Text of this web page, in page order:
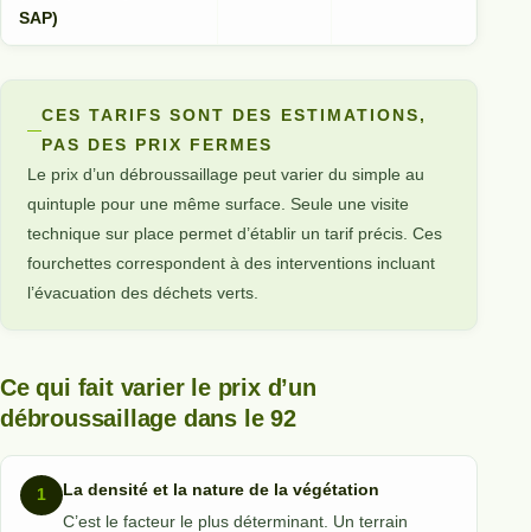
SAP)
CES TARIFS SONT DES ESTIMATIONS,
PAS DES PRIX FERMES
Le prix d’un débroussaillage peut varier du simple au
quintuple pour une même surface. Seule une visite
technique sur place permet d’établir un tarif précis. Ces
fourchettes correspondent à des interventions incluant
l’évacuation des déchets verts.
Ce qui fait varier le prix d’un
débroussaillage dans le 92
La densité et la nature de la végétation
C’est le facteur le plus déterminant. Un terrain